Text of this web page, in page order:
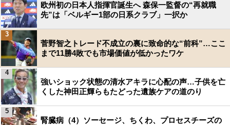
欧州初の日本人指揮官誕生へ 森保一監督の“再就職
先”は「ベルギー1部の日系クラブ」一択か
菅野智之トレード不成立の裏に致命的な“前科”…ここ
まで11勝4敗でも市場価値が低かったワケ
3
強いショック状態の清水アキラに心配の声…子供を亡
くした神田正輝らもたどった遺族ケアの道のり
4
腎臓病（4）ソーセージ、ちくわ、プロセスチーズの
5